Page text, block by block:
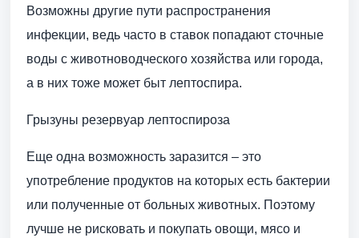
Возможны другие пути распространения
инфекции, ведь часто в ставок попадают сточные
воды с животноводческого хозяйства или города,
а в них тоже может быт лептоспира.
Грызуны резервуар лептоспироза
Еще одна возможность заразится – это
употребление продуктов на которых есть бактерии
или полученные от больных животных. Поэтому
лучше не рисковать и покупать овощи, мясо и